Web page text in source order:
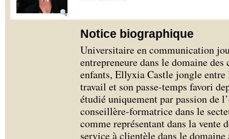
Notice biographique
Universitaire en communication
entrepreneure dans le domaine
enfants, Ellyxia Castle jongle
travail et son passe-temps favori
étudié uniquement par passion de
conseillère-formatrice dans le
comme représentant dans la vente
service à clientèle dans le